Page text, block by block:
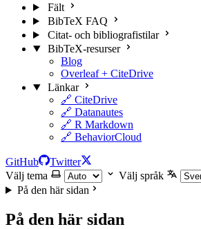
Fält
BibTeX FAQ
Citat- och bibliografistilar
BibTeX-resurser
Blog
Overleaf + CiteDrive
Länkar
🔗 CiteDrive
🔗 Datanautes
🔗 R Markdown
🔗 BehaviorCloud
GitHub
Twitter
Välj tema
Välj språk
På den här sidan
På den här sidan